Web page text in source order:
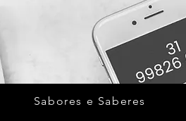
Sabores e Saberes